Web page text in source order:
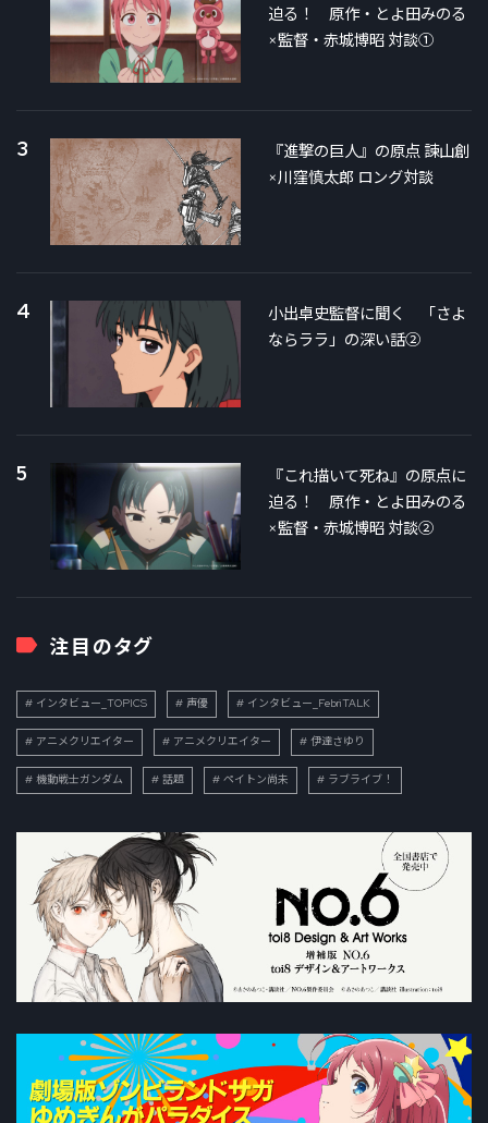
迫る！ 原作・とよ田みのる
×監督・赤城博昭 対談①
3
『進撃の巨人』の原点 諫山創
×川窪慎太郎 ロング対談
4
小出卓史監督に聞く 「さよ
ならララ」の深い話②
5
『これ描いて死ね』の原点に
迫る！ 原作・とよ田みのる
×監督・赤城博昭 対談②
注目のタグ
インタビュー_TOPICS 声優 インタビュー_FebriTALK
アニメクリエイター アニメクリエイター 伊達さゆり
機動戦士ガンダム 話題 ペイトン尚未 ラブライブ！